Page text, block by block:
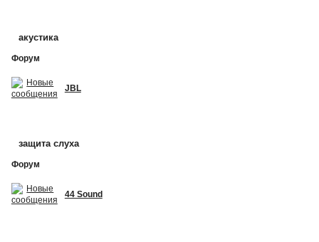
акустика
Форум
JBL
защита слуха
Форум
44 Sound